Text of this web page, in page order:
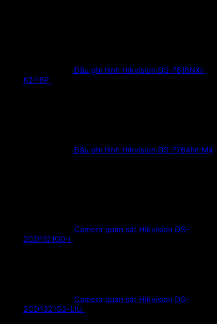
Đầu ghi hình Hikvision DS-7616NXI-
K2/16P
Đầu ghi hình Hikvision DS-7764NI-M4
Camera quan sát Hikvision DS-
2CD1121G0-I
Camera quan sát Hikvision DS-
2CD1321G2-LIU